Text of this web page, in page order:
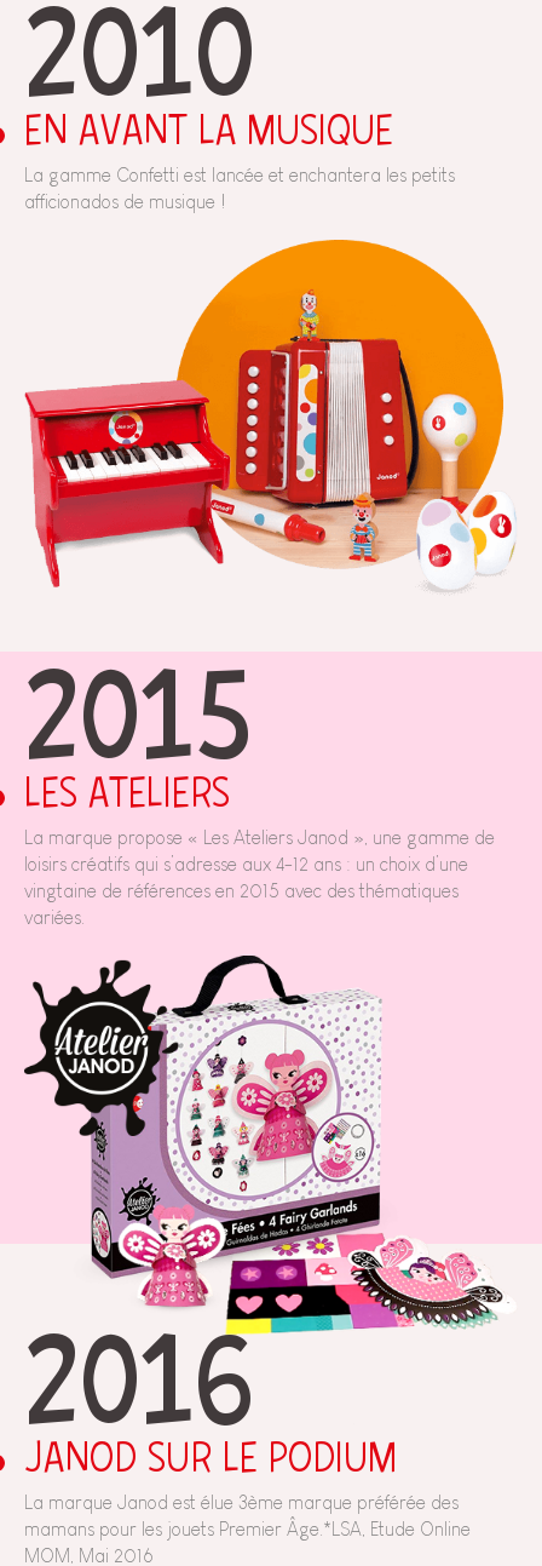
2010
EN AVANT LA MUSIQUE
La gamme Confetti est lancée et enchantera les petits
afficionados de musique !
2015
LES ATELIERS
La marque propose « Les Ateliers Janod », une gamme de
loisirs créatifs qui s’adresse aux 4-12 ans : un choix d’une
vingtaine de références en 2015 avec des thématiques
variées.
2016
JANOD SUR LE PODIUM
La marque Janod est élue 3ème marque préférée des
mamans pour les jouets Premier Âge.*LSA, Etude Online
MOM, Mai 2016